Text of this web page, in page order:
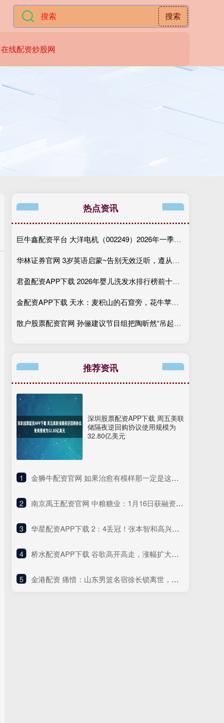
搜索
在线配资炒股网
热点资讯
巨牛鑫配资平台 大洋电机（002249）2026年一季报简析：净利润同比增长5.11%，盈利能力上升
华林证券官网 3岁英语启蒙~告别无效泛听，遵从听说自然顺序
君盈配资APP下载 2026年婴儿洗发水排行榜前十强，这几款成分安全值得回购
金配资APP下载 天水：麦积山的石窟旁，花牛苹果甜混着石窟凉
散户股票配资官网 孙俪建议节目组把陶昕然“吊起来”？这波“甄嬛传”售后我给满分！
推荐资讯
深圳股票配资APP下载 周五美联
储隔夜逆回购协议使用规模为
32.80亿美元
1 ​金狮牛配资官网 如果治愈有模样那一定是这样……
2 ​南京禹王配资官网 中粮糖业：1月16日获融资买入4412.17万元
3 ​华星配资APP下载 2：4丢冠！张本智和高兴太早了！赛后黑脸呆若木鸡，被恩师之子夺走冠军快哭了
4 ​桥水配资APP下载 谷歌高开高走，涨幅扩大至3.8%，再创历史新高
5 ​金港配资 痛惜：山东男篮名宿徐长锁离世，曾培养丁彦雨航杨瀚森等优秀球员